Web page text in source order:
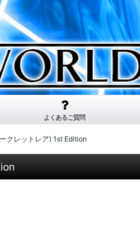
よくあるご質問
クレットレア) 1st Edition